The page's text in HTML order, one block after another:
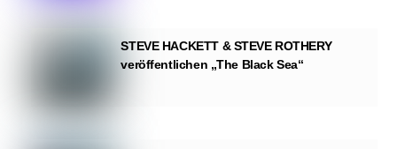
STEVE HACKETT & STEVE ROTHERY
veröffentlichen „The Black Sea“